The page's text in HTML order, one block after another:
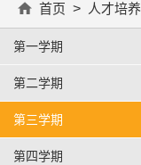
首页 > 人才培养
第一学期
第二学期
第三学期
第四学期